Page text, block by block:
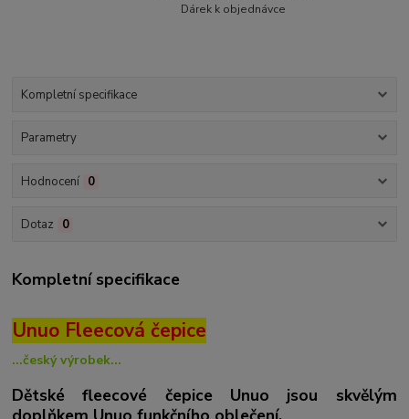
Dárek k objednávce
Kompletní specifikace
Parametry
Hodnocení 0
Dotaz 0
Kompletní specifikace
Unuo Fleecová čepice
...český výrobek...
Dětské fleecové čepice Unuo jsou skvělým